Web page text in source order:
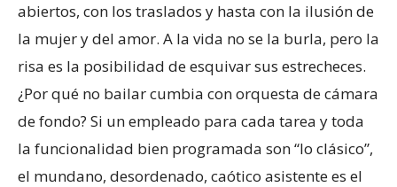
abiertos, con los traslados y hasta con la ilusión de
la mujer y del amor. A la vida no se la burla, pero la
risa es la posibilidad de esquivar sus estrecheces.
¿Por qué no bailar cumbia con orquesta de cámara
de fondo? Si un empleado para cada tarea y toda
la funcionalidad bien programada son “lo clásico”,
el mundano, desordenado, caótico asistente es el